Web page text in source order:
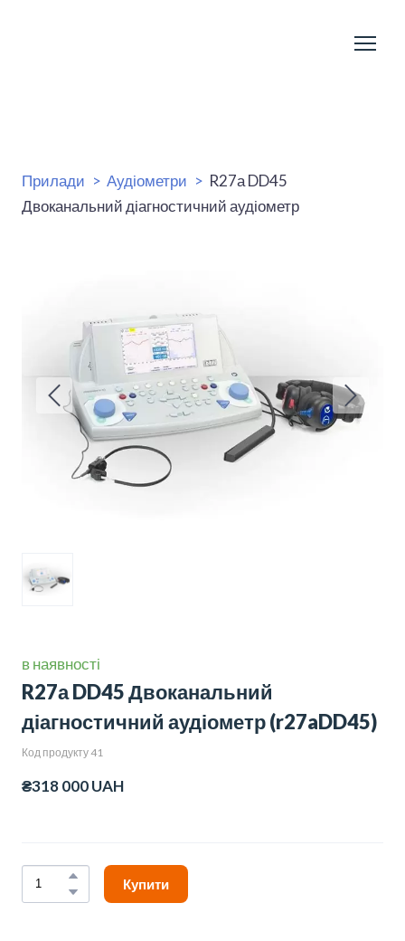
Прилади Аудіометри
R27а DD45
Двоканальний діагностичний аудіометр
в наявності
R27а DD45 Двоканальний
діагностичний аудіометр(r27aDD45)
Код продукту 41
₴318 000 UAH
Купити